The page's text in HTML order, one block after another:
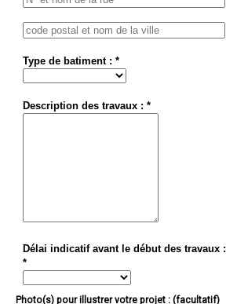
Type de batiment : *
Description des travaux : *
Délai indicatif avant le début des travaux :
*
Photo(s) pour illustrer votre projet : (facultatif)